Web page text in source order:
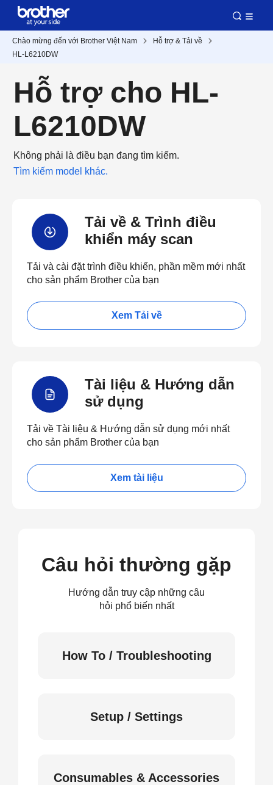
Chào mừng đến với Brother Việt Nam
Hỗ trợ & Tải về
HL-L6210DW
Hỗ trợ cho HL-
L6210DW
Không phải là điều bạn đang tìm kiếm.
Tìm kiếm model khác.
Tải về & Trình điều
khiển máy scan
Tải và cài đặt trình điều khiển, phần mềm mới nhất
cho sản phẩm Brother của bạn
Xem Tải về
Tài liệu & Hướng dẫn
sử dụng
Tải về Tài liệu & Hướng dẫn sử dụng mới nhất
cho sản phẩm Brother của bạn
Xem tài liệu
Câu hỏi thường gặp
Hướng dẫn truy cập những câu
hỏi phổ biến nhất
How To / Troubleshooting
Setup / Settings
Consumables & Accessories